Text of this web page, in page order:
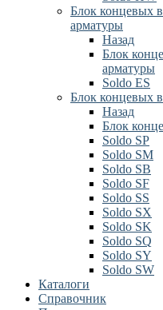
Блок концевых
арматуры
Назад
Блок
арматуры
Soldo ES
Блок концевых
Назад
Блок
Soldo SP
Soldo SM
Soldo SB
Soldo SF
Soldo SS
Soldo SX
Soldo SK
Soldo SQ
Soldo SY
Soldo SW
Каталоги
Справочник